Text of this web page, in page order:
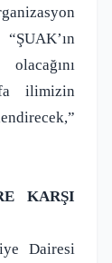
ilimizin
KARŞI
Dairesi